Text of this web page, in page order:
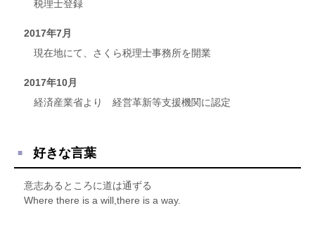
税理士登録
2017年7月
現在地にて、さくら税理士事務所を開業
2017年10月
経済産業省より 経営革新等支援機関に認定
好きな言葉
意志あるところに道は通ずる
Where there is a will,there is a way.